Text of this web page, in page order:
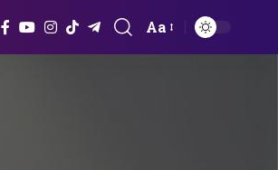
Font
Resizer
Aa